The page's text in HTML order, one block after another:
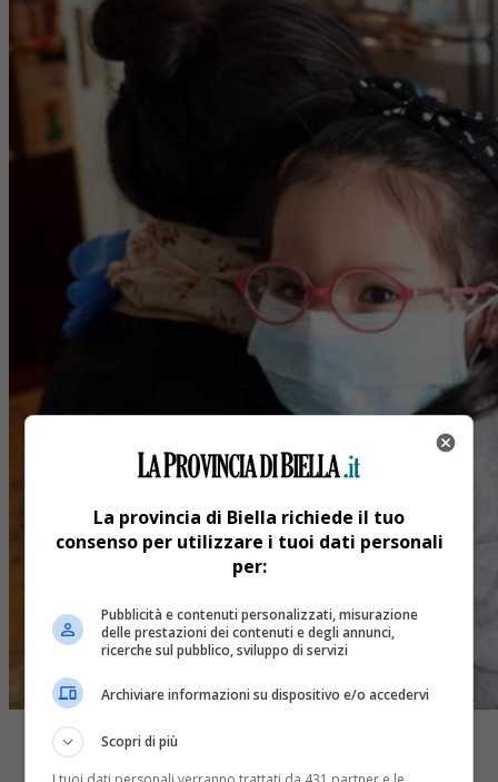
La provincia di Biella richiede il tuo
consenso per utilizzare i tuoi dati personali
per:
Pubblicità e contenuti personalizzati, misurazione
delle prestazioni dei contenuti e degli annunci,
ricerche sul pubblico, sviluppo di servizi
Archiviare informazioni su dispositivo e/o accedervi
Scopri di più